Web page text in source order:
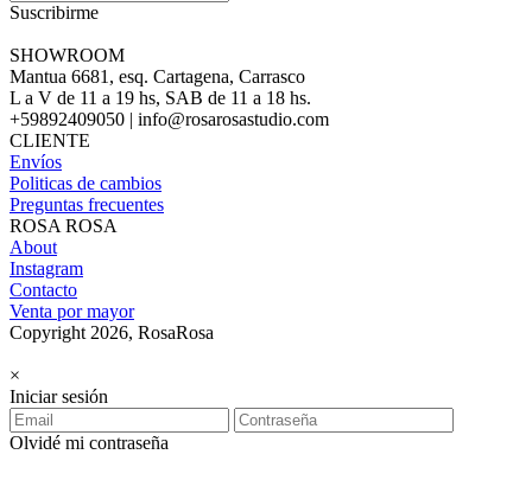
Suscribirme
SHOWROOM
Mantua 6681, esq. Cartagena, Carrasco
L a V de 11 a 19 hs, SAB de 11 a 18 hs.
+59892409050 | info@rosarosastudio.com
CLIENTE
Envíos
Politicas de cambios
Preguntas frecuentes
ROSA ROSA
About
Instagram
Contacto
Venta por mayor
Copyright 2026, RosaRosa
×
Iniciar sesión
Olvidé mi contraseña